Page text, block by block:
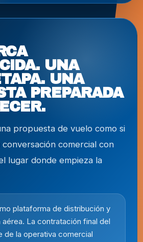
UNA
UNA
PREPARADA
propuesta de vuelo como si
comercial con
lugar donde empieza la
plataforma de distribución y
La contratación final del
de la operativa comercial